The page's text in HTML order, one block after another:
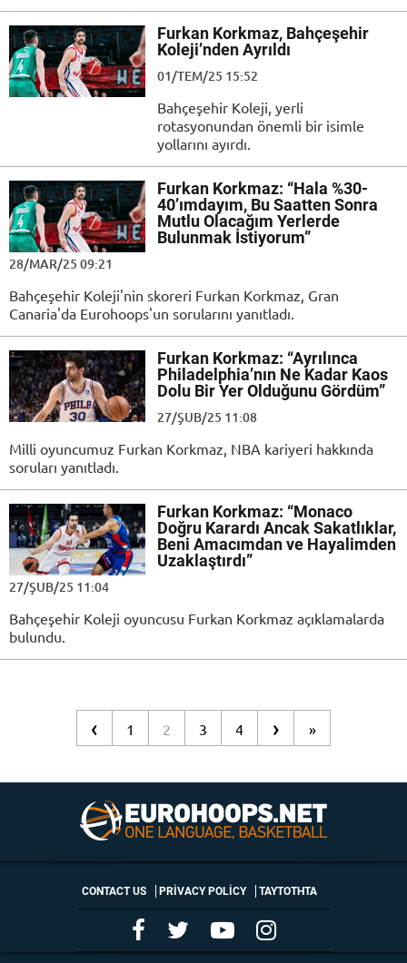
Furkan Korkmaz, Bahçeşehir
Koleji’nden Ayrıldı
01/TEM/25 15:52
Bahçeşehir Koleji, yerli
rotasyonundan önemli bir isimle
yollarını ayırdı.
Furkan Korkmaz: “Hala %30-
40’ımdayım, Bu Saatten Sonra
Mutlu Olacağım Yerlerde
Bulunmak İstiyorum”
28/MAR/25 09:21
Bahçeşehir Koleji'nin skoreri Furkan Korkmaz, Gran
Canaria'da Eurohoops'un sorularını yanıtladı.
Furkan Korkmaz: “Ayrılınca
Philadelphia’nın Ne Kadar Kaos
Dolu Bir Yer Olduğunu Gördüm”
27/ŞUB/25 11:08
Milli oyuncumuz Furkan Korkmaz, NBA kariyeri hakkında
soruları yanıtladı.
Furkan Korkmaz: “Monaco
Doğru Karardı Ancak Sakatlıklar,
Beni Amacımdan ve Hayalimden
Uzaklaştırdı”
27/ŞUB/25 11:04
Bahçeşehir Koleji oyuncusu Furkan Korkmaz açıklamalarda
bulundu.
‹ 1 2 3 4 › »
CONTACT US PRIVACY POLICY ΤΑΥΤΟΤΗΤΑ